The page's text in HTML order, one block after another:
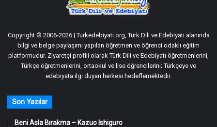
Copyright © 2006-2026 | Turkedebiyati.org, Türk Dili ve Edebiyatı alanında
bilgi ve belge paylaşımı yapılan öğretmen ve öğrenci odaklı eğitim
platformudur. Ziyaretçi profili olarak Türk Dili ve Edebiyatı öğretmenlerini,
Türkçe öğretmenlerini, ortaokul ve lise öğrencilerini; Türkçeye ve
edebiyata ilgi duyan herkesi hedeflemektedir.
Son Yazılar
Beni Asla Bırakma – Kazuo Ishiguro